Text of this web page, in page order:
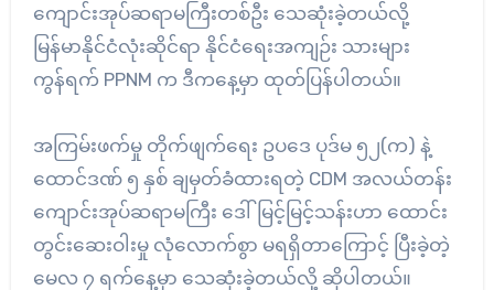
ကျောင်းအုပ်ဆရာမကြီးတစ်ဦး သေဆုံးခဲ့တယ်လို့
မြန်မာနိုင်ငံလုံးဆိုင်ရာ နိုင်ငံရေးအကျဉ်း သားများ
ကွန်ရက် PPNM က ဒီကနေ့မှာ ထုတ်ပြန်ပါတယ်။
အကြမ်းဖက်မှု တိုက်ဖျက်ရေး ဥပဒေ ပုဒ်မ ၅၂(က) နဲ့
ထောင်ဒဏ် ၅ နှစ် ချမှတ်ခံထားရတဲ့ CDM အလယ်တန်း
ကျောင်းအုပ်ဆရာမကြီး ဒေါ်မြင့်မြင့်သန်းဟာ ထောင်း
တွင်းဆေးဝါးမှု လုံလောက်စွာ မရရှိတာကြောင့် ပြီးခဲ့တဲ့
မေလ ၇ ရက်နေ့မှာ သေဆုံးခဲ့တယ်လို့ ဆိုပါတယ်။